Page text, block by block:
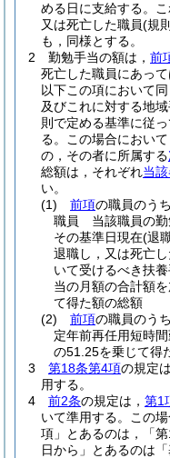
める日に支給する。
又は死亡した職員(規
も，同様とする。
2
勤勉手当の額は， 前
死亡した職員にあっ
以下この項において
及びこれに対する地
則で定める基準に従
る。
この場合におい
の，その者に所属する
総額は，それぞれ当
い。
(1)
前項の職員のう
職員 当該職員の勤
その基準日現在(退
退職し，又は死亡し
いて受けるべき扶
当の月額の合計額
て得た額の総額
(2)
前項の職員のう
定年前再任用短時
の51.25を乗じて得
3
第18条第4項の規定は
用する。
4
前2条の規定は， 第1
いて準用する。
この
項」とあるのは，「第
日から」とあるのは